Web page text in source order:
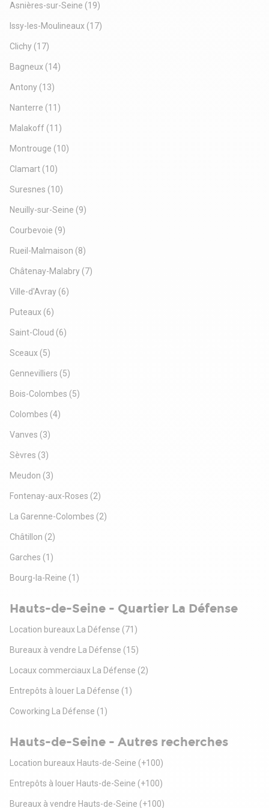
Asnières-sur-Seine (19)
Issy-les-Moulineaux (17)
Clichy (17)
Bagneux (14)
Antony (13)
Nanterre (11)
Malakoff (11)
Montrouge (10)
Clamart (10)
Suresnes (10)
Neuilly-sur-Seine (9)
Courbevoie (9)
Rueil-Malmaison (8)
Châtenay-Malabry (7)
Ville-d'Avray (6)
Puteaux (6)
Saint-Cloud (6)
Sceaux (5)
Gennevilliers (5)
Bois-Colombes (5)
Colombes (4)
Vanves (3)
Sèvres (3)
Meudon (3)
Fontenay-aux-Roses (2)
La Garenne-Colombes (2)
Châtillon (2)
Garches (1)
Bourg-la-Reine (1)
Hauts-de-Seine - Quartier La Défense
Location bureaux La Défense (71)
Bureaux à vendre La Défense (15)
Locaux commerciaux La Défense (2)
Entrepôts à louer La Défense (1)
Coworking La Défense (1)
Hauts-de-Seine - Autres recherches
Location bureaux Hauts-de-Seine (+100)
Entrepôts à louer Hauts-de-Seine (+100)
Bureaux à vendre Hauts-de-Seine (+100)